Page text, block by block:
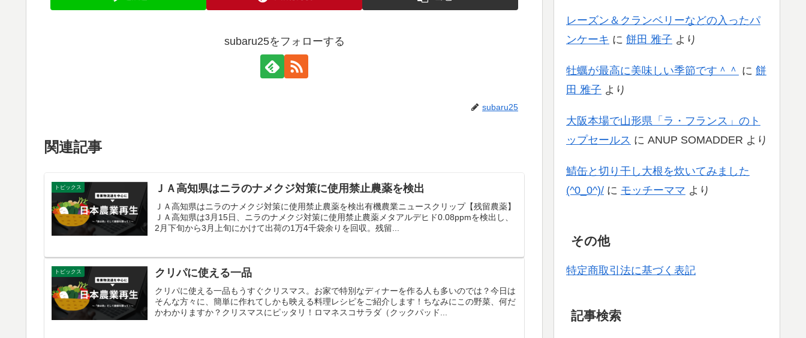
subaru25をフォローする
subaru25
関連記事
トピックス ＪＡ高知県はニラのナメクジ対策に使用禁止農薬を検出
ＪＡ高知県はニラのナメクジ対策に使用禁止農薬を検出有機農業ニュースクリップ【残留農薬】
ＪＡ高知県は3月15日、ニラのナメクジ対策に使用禁止農薬メタアルデヒド0.08ppmを検出し、
2月下旬から3月上旬にかけて出荷の1万4千袋余りを回収。残留...
トピックス クリパに使える一品
クリパに使える一品もうすぐクリスマス。お家で特別なディナーを作る人も多いのでは？今日は
そんな方々に、簡単に作れてしかも映える料理レシピをご紹介します！ちなみにこの野菜、何だ
かわかりますか？クリスマスにピッタリ！ロマネスコサラダ（クックパッド...
レーズン＆クランベリーなどの入ったパ
ンケーキ に 餅田 雅子 より
牡蠣が最高に美味しい季節です＾＾ に 餅
田 雅子 より
大阪本場で山形県「ラ・フランス」のト
ップセールス に ANUP SOMADDER より
鯖缶と切り干し大根を炊いてみました
(^0_0^)/ に モッチーママ より
その他
特定商取引法に基づく表記
記事検索